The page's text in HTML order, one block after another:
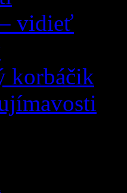
vidieť
korbáčik